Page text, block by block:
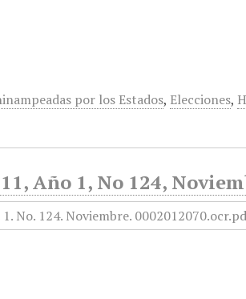
por los Estados, Elecciones,
Año 1, No 124,